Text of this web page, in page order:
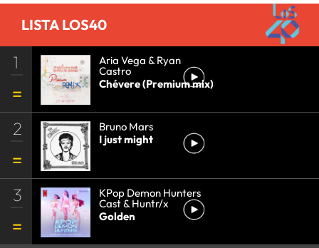
LISTA LOS40
1 Aria Vega & Ryan
Castro
Chévere (Premium mix)
2
Bruno Mars
I just might
3 KPop Demon Hunters
Cast & Huntr/x
Golden